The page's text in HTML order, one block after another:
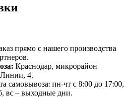
прямо с нашего производства
Краснодар, микрорайон
4.
самовывоза: пн-чт с 8:00 до 17:00,
вс – выходные дни.